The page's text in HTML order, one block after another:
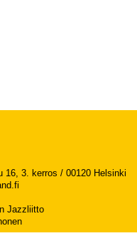
16, 3. kerros / 00120 Helsinki
Jazzliitto